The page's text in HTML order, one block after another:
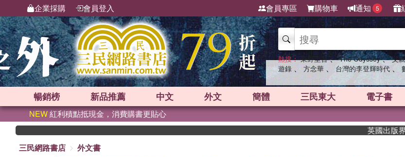
企業採購 會員登入 會員專區 購物車 通知 5
熱搜： 東野圭吾 、 The Odyssey 、 父
遊錄 、 方念華 、 台灣的李登輝時代 、
暢銷榜 新品推薦 中文 外文 簡體 三民東大 電子書
NEW紅利積點抵現金，消費購書更貼心
英國出版界指
三民網路書店
外文書